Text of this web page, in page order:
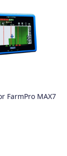
FarmPro MAX7